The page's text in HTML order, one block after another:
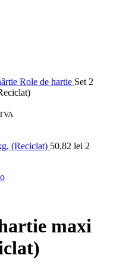
Role de hartie Set 2
(Reciclat) 50,82 lei 2
maxi